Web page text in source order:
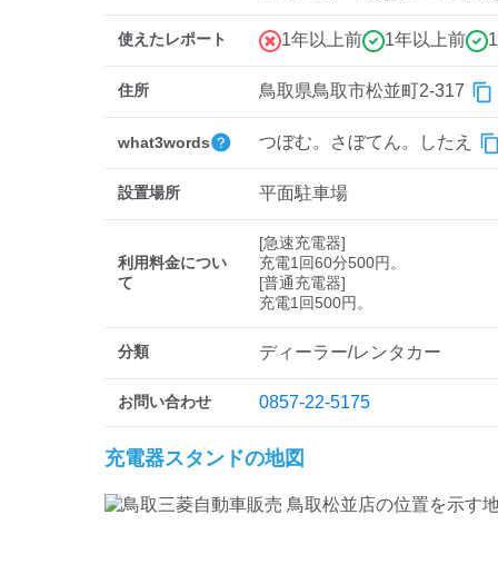
使えたレポート 1年以上前 1年以上前
住所 鳥取県鳥取市松並町2-317
what3words つぼむ。さぼてん。したえ
設置場所 平面駐車場
利用料金につい
て
[急速充電器]
充電1回60分500円。
[普通充電器]
充電1回500円。
分類 ディーラー/レンタカー
お問い合わせ 0857-22-5175
充電器スタンドの地図